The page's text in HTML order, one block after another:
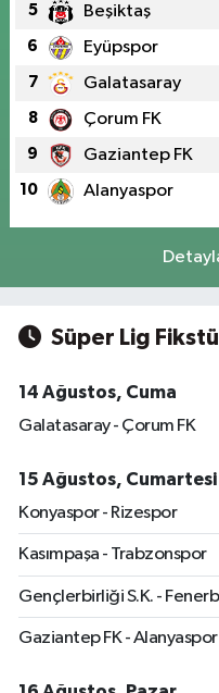
5 Beşiktaş
6 Eyüpspor
7 Galatasaray
8 Çorum FK
9 Gaziantep FK
10 Alanyaspor
Süper Lig
14 Ağustos, Cuma
Galatasaray - Çorum FK
15 Ağustos, Cumartesi
Konyaspor - Rizespor
Kasımpaşa - Trabzonspor
Gençlerbirliği S.K. -
Gaziantep FK - Alanyaspor